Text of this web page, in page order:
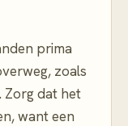
prima
zoals
Zorg dat het
want een